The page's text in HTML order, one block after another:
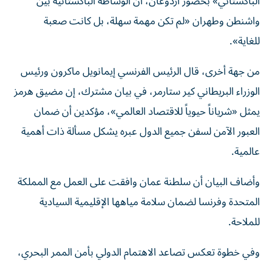
واشنطن وطهران «لم تكن مهمة سهلة، بل كانت صعبة
للغاية».
من جهة أخرى، قال الرئيس الفرنسي إيمانويل ماكرون ورئيس
الوزراء البريطاني كير ستارمر، في بيان مشترك، إن مضيق هرمز
يمثل «شرياناً حيوياً للاقتصاد العالمي»، مؤكدين أن ضمان
العبور الآمن لسفن جميع الدول عبره يشكل مسألة ذات أهمية
عالمية.
وأضاف البيان أن سلطنة عمان وافقت على العمل مع المملكة
المتحدة وفرنسا لضمان سلامة مياهها الإقليمية السيادية
للملاحة.
وفي خطوة تعكس تصاعد الاهتمام الدولي بأمن الممر البحري،